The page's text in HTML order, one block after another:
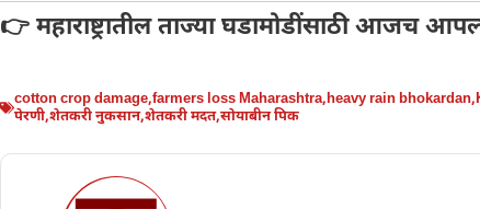
👉 महाराष्ट्रातील ताज्या घडामोडींसाठी आजच
cotton crop damage,farmers loss Maharashtra,heavy rain bhokardan,
पेरणी,शेतकरी नुकसान,शेतकरी मदत,सोयाबीन पिक